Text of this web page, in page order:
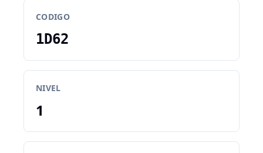
CODIGO
1D62
NIVEL
1